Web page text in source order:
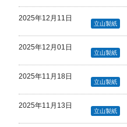
2025年12月11日
立山製紙
2025年12月01日
立山製紙
2025年11月18日
立山製紙
2025年11月13日
立山製紙